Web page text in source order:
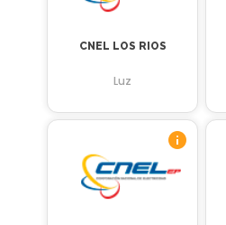
CNEL LOS RIOS
Luz